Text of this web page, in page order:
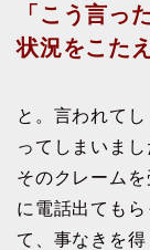
「こう言っ
状況をこた
と。言われて
ってしまいまし
そのクレーム
に電話出ても
て、事なきを得